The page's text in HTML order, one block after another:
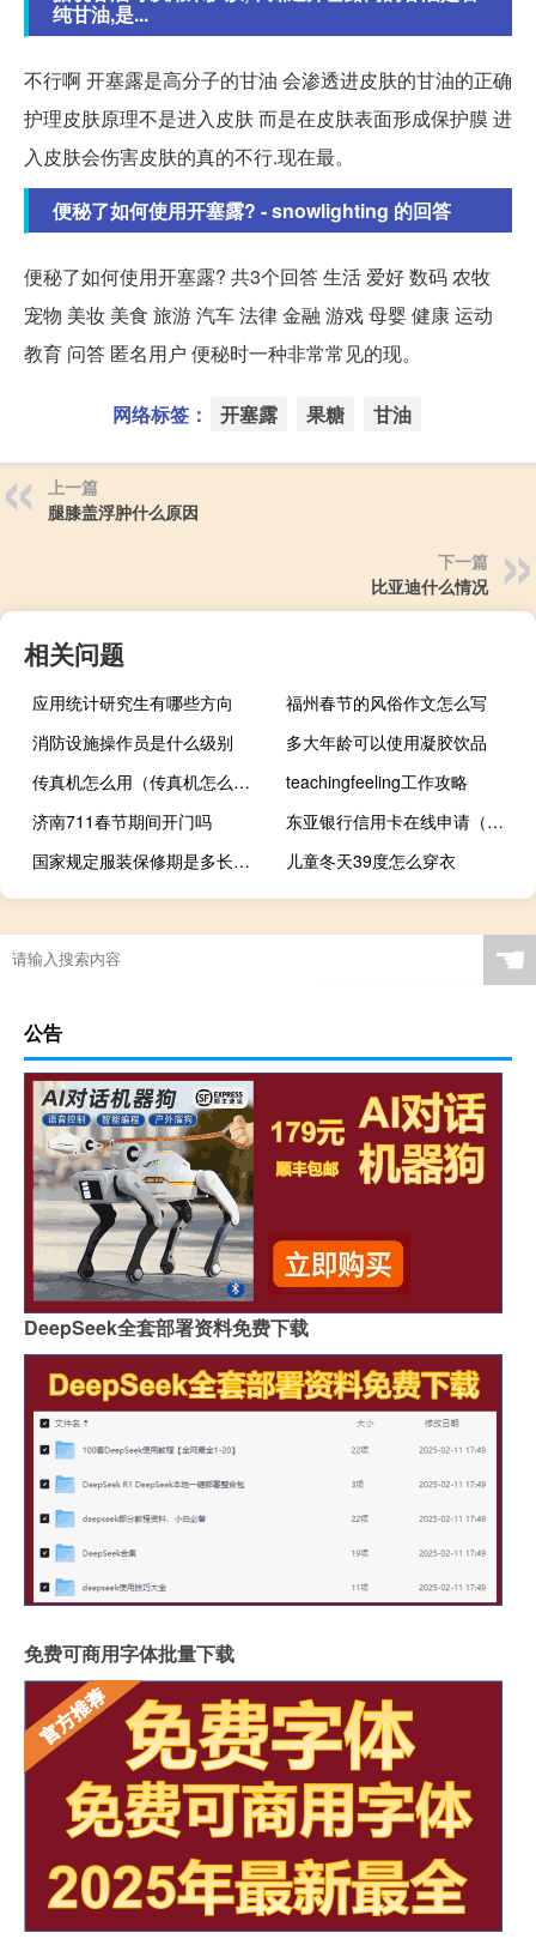
纯甘油,是...
不行啊 开塞露是高分子的甘油 会渗透进皮肤的甘油的正确
护理皮肤原理不是进入皮肤 而是在皮肤表面形成保护膜 进
入皮肤会伤害皮肤的真的不行.现在最。
便秘了如何使用开塞露? - snowlighting 的回答
便秘了如何使用开塞露? 共3个回答 生活 爱好 数码 农牧
宠物 美妆 美食 旅游 汽车 法律 金融 游戏 母婴 健康 运动
教育 问答 匿名用户 便秘时一种非常常见的现。
网络标签： 开塞露 果糖 甘油
上一篇
腿膝盖浮肿什么原因
下一篇
比亚迪什么情况
相关问题
应用统计研究生有哪些方向
福州春节的风俗作文怎么写
消防设施操作员是什么级别
多大年龄可以使用凝胶饮品
传真机怎么用（传真机怎么发传真）
teachingfeeling工作攻略
济南711春节期间开门吗
东亚银行信用卡在线申请（东亚银行信用卡在线申请东亚银行东亚银行信用卡额度）
国家规定服装保修期是多长时间
儿童冬天39度怎么穿衣
☚
公告
DeepSeek全套部署资料免费下载
免费可商用字体批量下载